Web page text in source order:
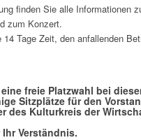
finden Sie alle Informationen
zum Konzert.
14 Tage Zeit, den anfallenden
freie Platzwahl bei
Sitzplätze für den
des Kulturkreis der
Verständnis.